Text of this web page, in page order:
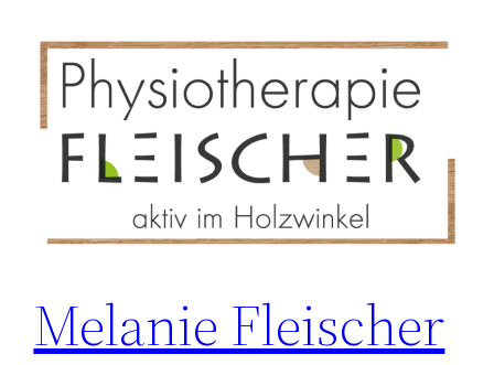
Inhalt
springen
Melanie Fleischer